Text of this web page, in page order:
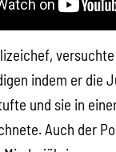
indem er die
und sie in
Auch der